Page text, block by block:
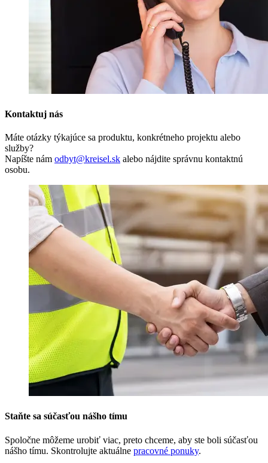
Kontaktuj nás
Máte otázky týkajúce sa produktu, konkrétneho projektu alebo
služby?
Napíšte nám odbyt@kreisel.sk alebo nájdite správnu kontaktnú
osobu.
Staňte sa súčasťou nášho tímu
Spoločne môžeme urobiť viac, preto chceme, aby ste boli súčasťou
nášho tímu. Skontrolujte aktuálne pracovné ponuky.